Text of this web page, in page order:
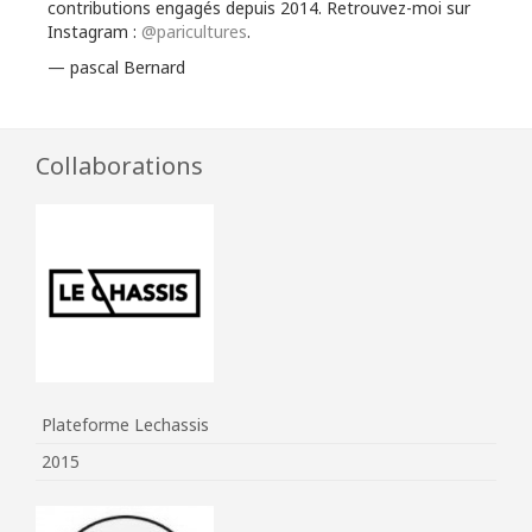
contributions engagés depuis 2014. Retrouvez-moi sur
Instagram : @paricultures.
— pascal Bernard
Collaborations
Plateforme Lechassis
2015